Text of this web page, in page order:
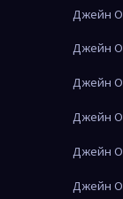
Джейн
Джейн
Джейн
Джейн
Джейн
Джейн